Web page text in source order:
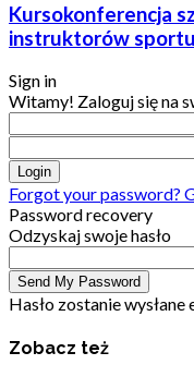
Kursokonferencja
instruktorów
Sign in
Witamy! Zaloguj się na
Forgot your password?
Password recovery
Odzyskaj swoje hasło
Hasło zostanie wysłane
Zobacz też